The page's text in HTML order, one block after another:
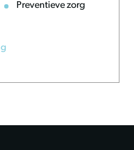
Preventieve zorg